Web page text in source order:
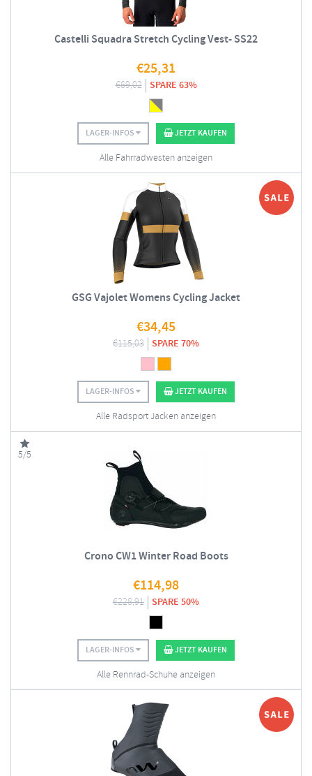
Castelli Squadra Stretch Cycling Vest- SS22
€25,31
€69,02 SPARE 63%
LAGER-INFOS JETZT KAUFEN
Alle Fahrradwesten anzeigen
GSG Vajolet Womens Cycling Jacket
€34,45
€115,03 SPARE 70%
LAGER-INFOS JETZT KAUFEN
Alle Radsport Jacken anzeigen
5/5
Crono CW1 Winter Road Boots
€114,98
€228,91 SPARE 50%
LAGER-INFOS JETZT KAUFEN
Alle Rennrad-Schuhe anzeigen